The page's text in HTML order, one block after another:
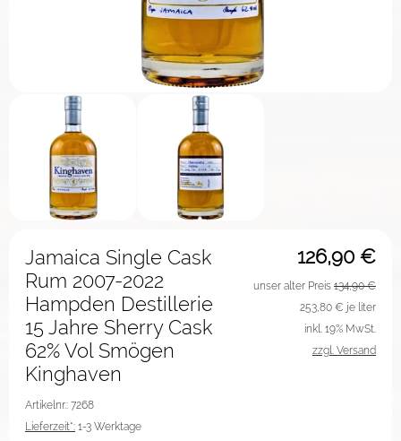
126,90 €
Jamaica Single Cask
Rum 2007-2022
Hampden Destillerie
15 Jahre Sherry Cask
62% Vol Smögen
Kinghaven
Artikelnr.: 7268
Lieferzeit*: 1-3 Werktage
unser alter Preis 134,90 €
253,80 € je liter
inkl. 19% MwSt.
zzgl. Versand